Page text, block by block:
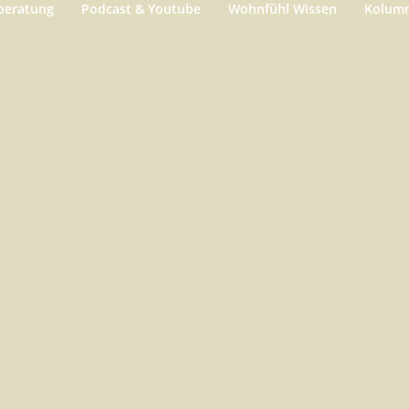
Podcast & Youtube Wohnfühl Wissen